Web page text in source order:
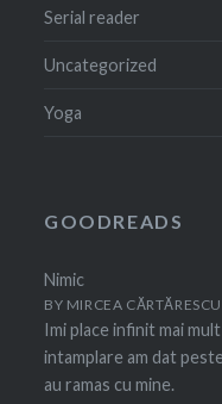
Serial reader
Uncategorized
Yoga
GOODREADS
Nimic
BY MIRCEA CĂRTĂRESCU
Imi place infinit mai
intamplare am dat
au ramas cu mine.